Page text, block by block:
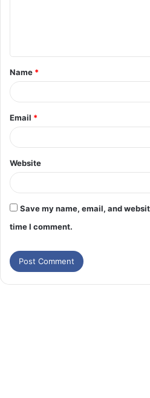
Name *
Email *
Website
Save my name, email, and
time I comment.